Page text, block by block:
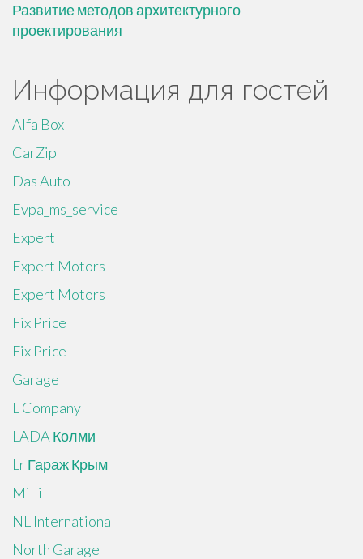
Развитие методов архитектурного
проектирования
Информация для гостей
Alfa Box
CarZip
Das Auto
Evpa_ms_service
Expert
Expert Motors
Expert Motors
Fix Price
Fix Price
Garage
L Company
LADA Колми
Lr Гараж Крым
Milli
NL International
North Garage